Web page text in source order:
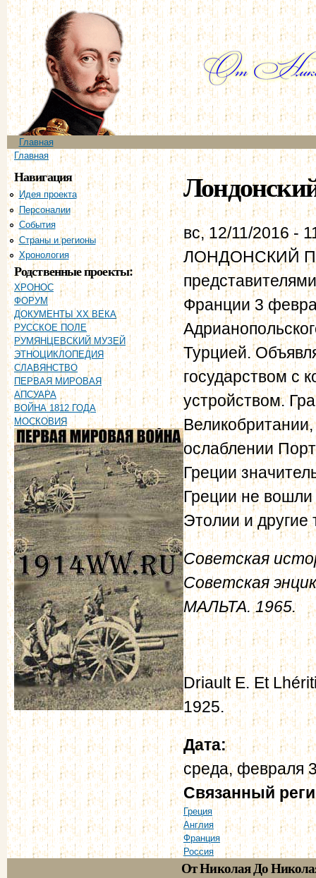
Главное меню
Главная
Вы здесь
Главная
Навигация
Идея проекта
Персоналии
События
Страны и регионы
Хронология
Родственные проекты:
ХРОНОС
ФОРУМ
ДОКУМЕНТЫ XX ВЕКА
РУССКОЕ ПОЛЕ
РУМЯНЦЕВСКИЙ МУЗЕЙ
ЭТНОЦИКЛОПЕДИЯ
СЛАВЯНСТВО
ПЕРВАЯ МИРОВАЯ
АПСУАРА
ВОЙНА 1812 ГОДА
МОСКОВИЯ
вс, 12/11/2016 -
ЛОНДОНСКИЙ
Франции 3
Турцией.
государством с
устройством.
ослаблении
Греции
Греции не
Этолии и другие
Советская
Советская
МАЛЬТА. 1965.
Driault E. Et
1925.
Дата:
среда, февраля
Связанный
Греция
Англия
Франция
Россия
От Николая До